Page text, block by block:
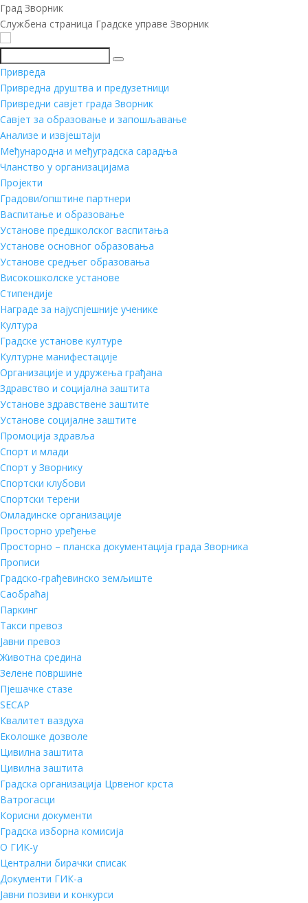
Град Зворник
Службена страница Градске управе Зворник
Претражи
Привреда
Привредна друштва и предузетници
Привредни савјет града Зворник
Савјет за образовање и запошљавање
Анализе и извјештаји
Међународна и међуградска сарадња
Чланство у организацијама
Пројекти
Градови/општине партнери
Васпитање и образовање
Установе предшколског васпитања
Установе основног образовања
Установе средњег образовања
Високошколске установе
Стипендије
Награде за најуспјешније ученике
Култура
Градске установе културе
Културне манифестације
Организације и удружења грађана
Здравство и социјална заштита
Установе здравствене заштите
Установе социјалне заштите
Промоција здравља
Спорт и млади
Спорт у Зворнику
Спортски клубови
Спортски терени
Омладинске организације
Просторно уређење
Просторно – планска документација града Зворника
Прописи
Градско-грађевинско земљиште
Саобраћај
Паркинг
Такси превоз
Јавни превоз
Животна средина
Зелене површине
Пјешачке стазе
SECAP
Квалитет ваздуха
Еколошке дозволе
Цивилна заштита
Цивилна заштита
Градска организација Црвеног крста
Ватрогасци
Корисни документи
Градска изборна комисија
О ГИК-у
Централни бирачки списак
Документи ГИК-а
Јавни позиви и конкурси